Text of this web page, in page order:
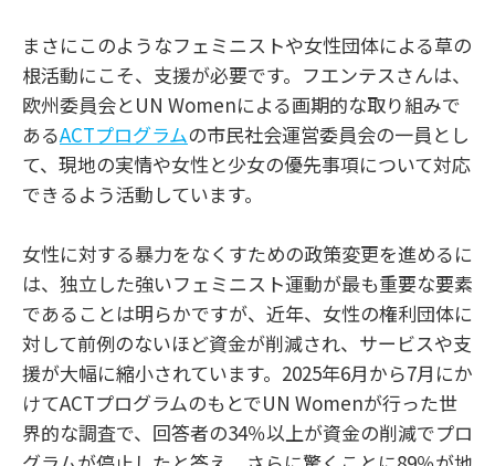
まさにこのようなフェミニストや女性団体による草の
根活動にこそ、支援が必要です。フエンテスさんは、
欧州委員会とUN Womenによる画期的な取り組みで
あるACTプログラムの市民社会運営委員会の一員とし
て、現地の実情や女性と少女の優先事項について対応
できるよう活動しています。
女性に対する暴力をなくすための政策変更を進めるに
は、独立した強いフェミニスト運動が最も重要な要素
であることは明らかですが、近年、女性の権利団体に
対して前例のないほど資金が削減され、サービスや支
援が大幅に縮小されています。2025年6月から7月にか
けてACTプログラムのもとでUN Womenが行った世
界的な調査で、回答者の34％以上が資金の削減でプロ